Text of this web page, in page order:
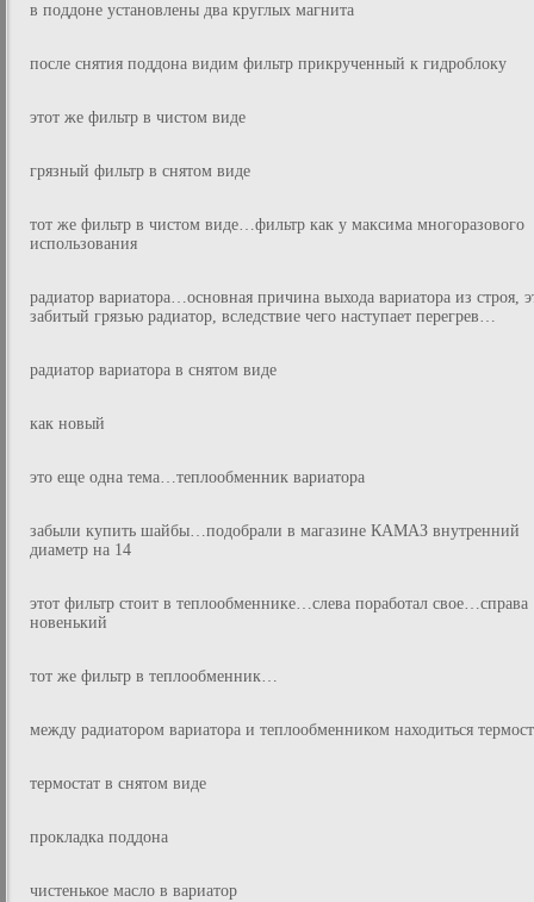
в поддоне установлены два круглых магнита
после снятия поддона видим фильтр прикрученный к гидроблоку
этот же фильтр в чистом виде
грязный фильтр в снятом виде
тот же фильтр в чистом виде…фильтр как у максима многоразового
использования
радиатор вариатора…основная причина выхода вариатора из строя,
забитый грязью радиатор, вследствие чего наступает перегрев…
радиатор вариатора в снятом виде
как новый
это еще одна тема…теплообменник вариатора
забыли купить шайбы…подобрали в магазине КАМАЗ внутренний
диаметр на 14
этот фильтр стоит в теплообменнике…слева поработал свое…справа
новенький
тот же фильтр в теплообменник…
между радиатором вариатора и теплообменником находиться
термостат в снятом виде
прокладка поддона
чистенькое масло в вариатор